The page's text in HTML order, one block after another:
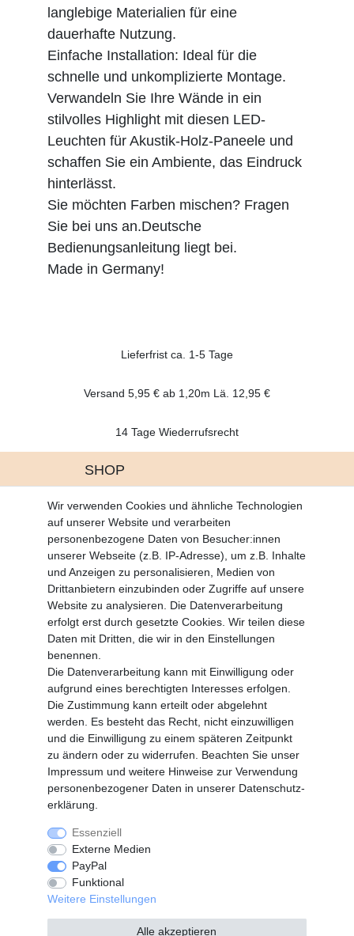
langlebige Materialien für eine
dauerhafte Nutzung.
Einfache Installation: Ideal für die
schnelle und unkomplizierte Montage.
Verwandeln Sie Ihre Wände in ein
stilvolles Highlight mit diesen LED-
Leuchten für Akustik-Holz-Paneele und
schaffen Sie ein Ambiente, das Eindruck
hinterlässt.
Sie möchten Farben mischen? Fragen
Sie bei uns an.Deutsche
Bedienungsanleitung liegt bei.
Made in Germany!
Lieferfrist ca. 1-5 Tage
Versand 5,95 € ab 1,20m Lä. 12,95 €
14 Tage Wiederrufsrecht
SHOP
Battrerie Gesetz
Fragen und Antworten
Zahlungsarten
MEIN KONTO
Altgeräte Verordnung
Login
Registrieren
Vertrag widerrufen
SERVICE
Info Material als PDF
Versand
Rückrufe
Galerie
Widerrufs­recht
Impressum
Wir verwenden Cookies und ähnliche Technologien
auf unserer Website und verarbeiten
personenbezogene Daten von Besucher:innen
unserer Webseite (z.B. IP-Adresse), um z.B. Inhalte
und Anzeigen zu personalisieren, Medien von
Drittanbietern einzubinden oder Zugriffe auf unsere
Website zu analysieren. Die Datenverarbeitung
erfolgt erst durch gesetzte Cookies. Wir teilen diese
Daten mit Dritten, die wir in den Einstellungen
benennen.
Die Datenverarbeitung kann mit Einwilligung oder
aufgrund eines berechtigten Interesses erfolgen.
Die Zustimmung kann erteilt oder abgelehnt
werden. Es besteht das Recht, nicht einzuwilligen
und die Einwilligung zu einem späteren Zeitpunkt
zu ändern oder zu widerrufen. Beachten Sie unser
Impressum und weitere Hinweise zur Verwendung
personenbezogener Daten in unserer Daten­schutz­
erklärung
Essenziell
Externe Medien
PayPal
Funktional
Weitere Einstellungen
Alle akzeptieren